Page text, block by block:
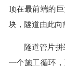
顶在最前端的
块，隧道由此向
隧道管片
一个施工循环